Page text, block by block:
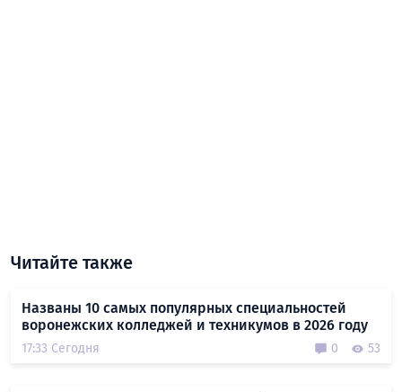
Читайте также
Названы 10 самых популярных специальностей
воронежских колледжей и техникумов в 2026 году
17:33 Сегодня 0 53